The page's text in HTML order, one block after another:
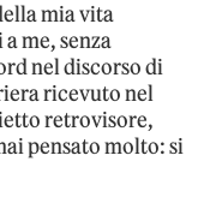
mia vita
me, senza
nel discorso di
ricevuto nel
retrovisore,
pensato molto: si